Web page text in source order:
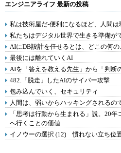
エンジニアライフ 最新の投稿
私は技術屋だ-便利になるほど、人間
私たちはデジタル世界で生きる準備が
AIにDB設計を任せるとは、どこの何の
最後には離れていくAI
AIを「答えを教える先生」から「判断
482.「脱走」したAIのサイバー攻撃
包み込んでいく、セキュリティ
人間は、弱いからハッキングされるの
「思考は行動から生まれる」説。20
へ行くことの価値
イノウーの選択 (12) 慣れない立ち位